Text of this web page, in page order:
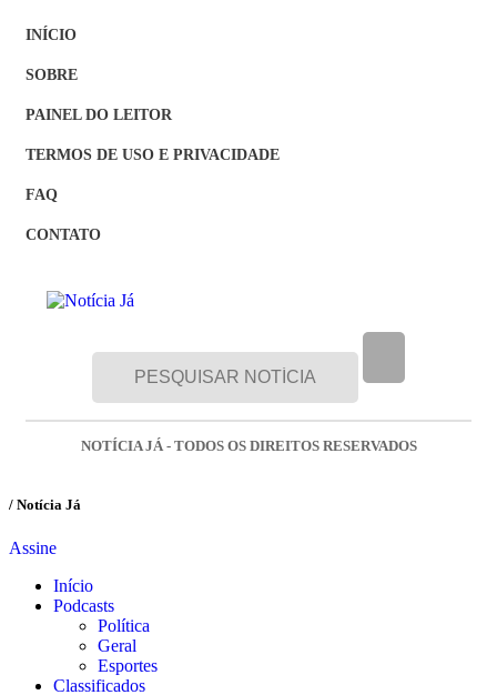
INÍCIO
SOBRE
PAINEL DO LEITOR
TERMOS DE USO E PRIVACIDADE
FAQ
CONTATO
NOTÍCIA JÁ - TODOS OS DIREITOS RESERVADOS
/ Notícia Já
Assine
Início
Podcasts
Política
Geral
Esportes
Classificados